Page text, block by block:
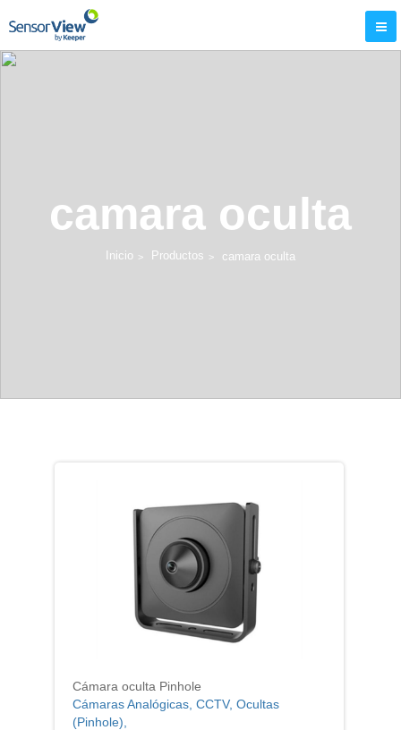
camara oculta
Inicio Productos camara oculta
Cámara oculta Pinhole
Cámaras Analógicas, CCTV, Ocultas
(Pinhole),